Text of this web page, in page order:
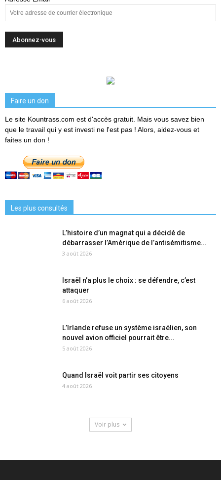
Faire un don
Le site Kountrass.com est d'accès gratuit. Mais vous savez bien
que le travail qui y est investi ne l'est pas ! Alors, aidez-vous et
faites un don !
Les plus consultés
L’histoire d’un magnat qui a décidé de
débarrasser l’Amérique de l’antisémitisme...
3 août 2026
Israël n’a plus le choix : se défendre, c’est
attaquer
6 août 2026
L’Irlande refuse un système israélien, son
nouvel avion officiel pourrait être...
5 août 2026
Quand Israël voit partir ses citoyens
4 août 2026
Voir plus